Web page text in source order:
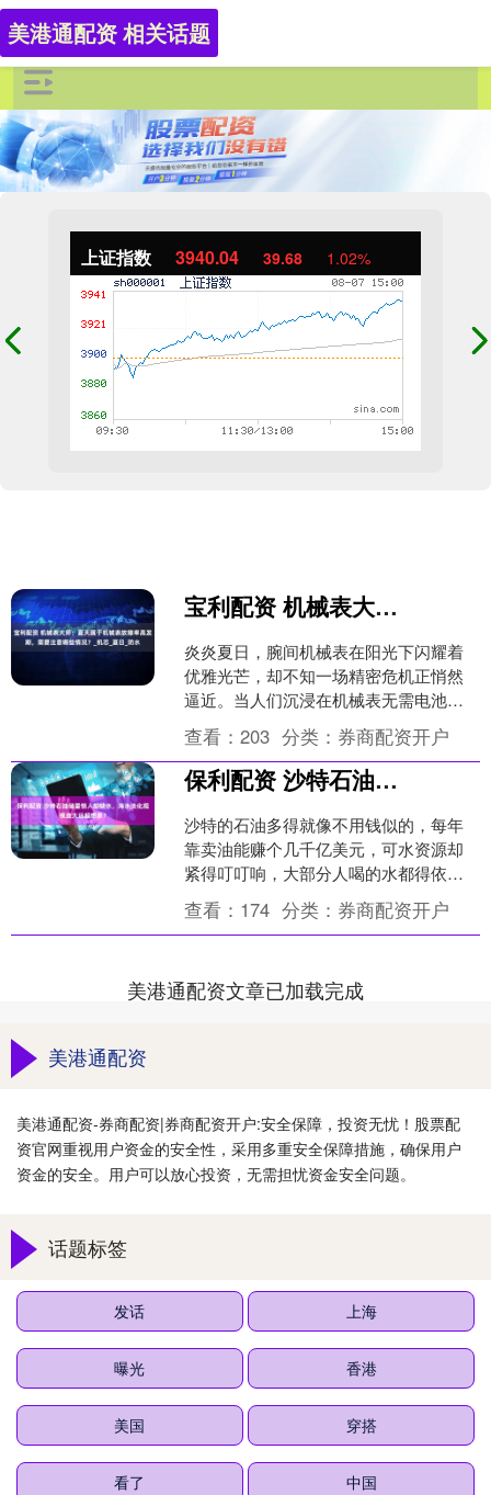
上证指数 3940.04 39.68 1.02%
美港通配资 相关话题
宝利配资 机械表大师：夏天属于机械表故障率高发期，需要注意哪些情况？_机芯_夏日_防水
炎炎夏日，腕间机械表在阳光下闪耀着
优雅光芒，却不知一场精密危机正悄然
逼近。当人们沉浸在机械表无需电池的
便利假象中时，高温高湿的环境正悄然
成为精密机芯的无情杀手。....
查看：203 分类： 券商配资开户
保利配资 沙特石油储量惊人却缺水，海水淡化规模庞大远超想象？
沙特的石油多得就像不用钱似的，每年
靠卖油能赚个几千亿美元，可水资源却
紧得叮叮响，大部分人喝的水都得依靠
海水淡化厂搞出来的。 数据显示，他们
每天把海水变成淡水的量....
查看： 174 分类： 券商配资开户
美港通配资文章已加载完成
美港通配资
美港通配资-券商配资|券商配资开户:安全保障，投资无忧！股票配
资官网重视用户资金的安全性，采用多重安全保障措施，确保用户
资金的安全。用户可以放心投资，无需担忧资金安全问题。
话题标签
发话 上海
曝光 香港
美国 穿搭
看了 中国